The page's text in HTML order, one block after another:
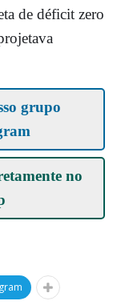
de déficit zero
grupo
no